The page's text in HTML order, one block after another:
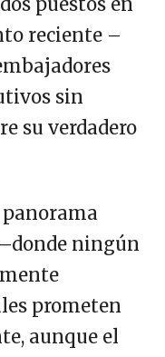
reciente –
sin
su verdadero
ningún
prometen
aunque el